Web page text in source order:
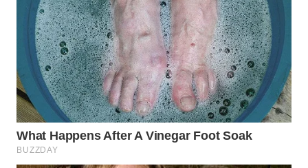
WN
SURABAYA
WN
NATUNA
WN
BINTAN